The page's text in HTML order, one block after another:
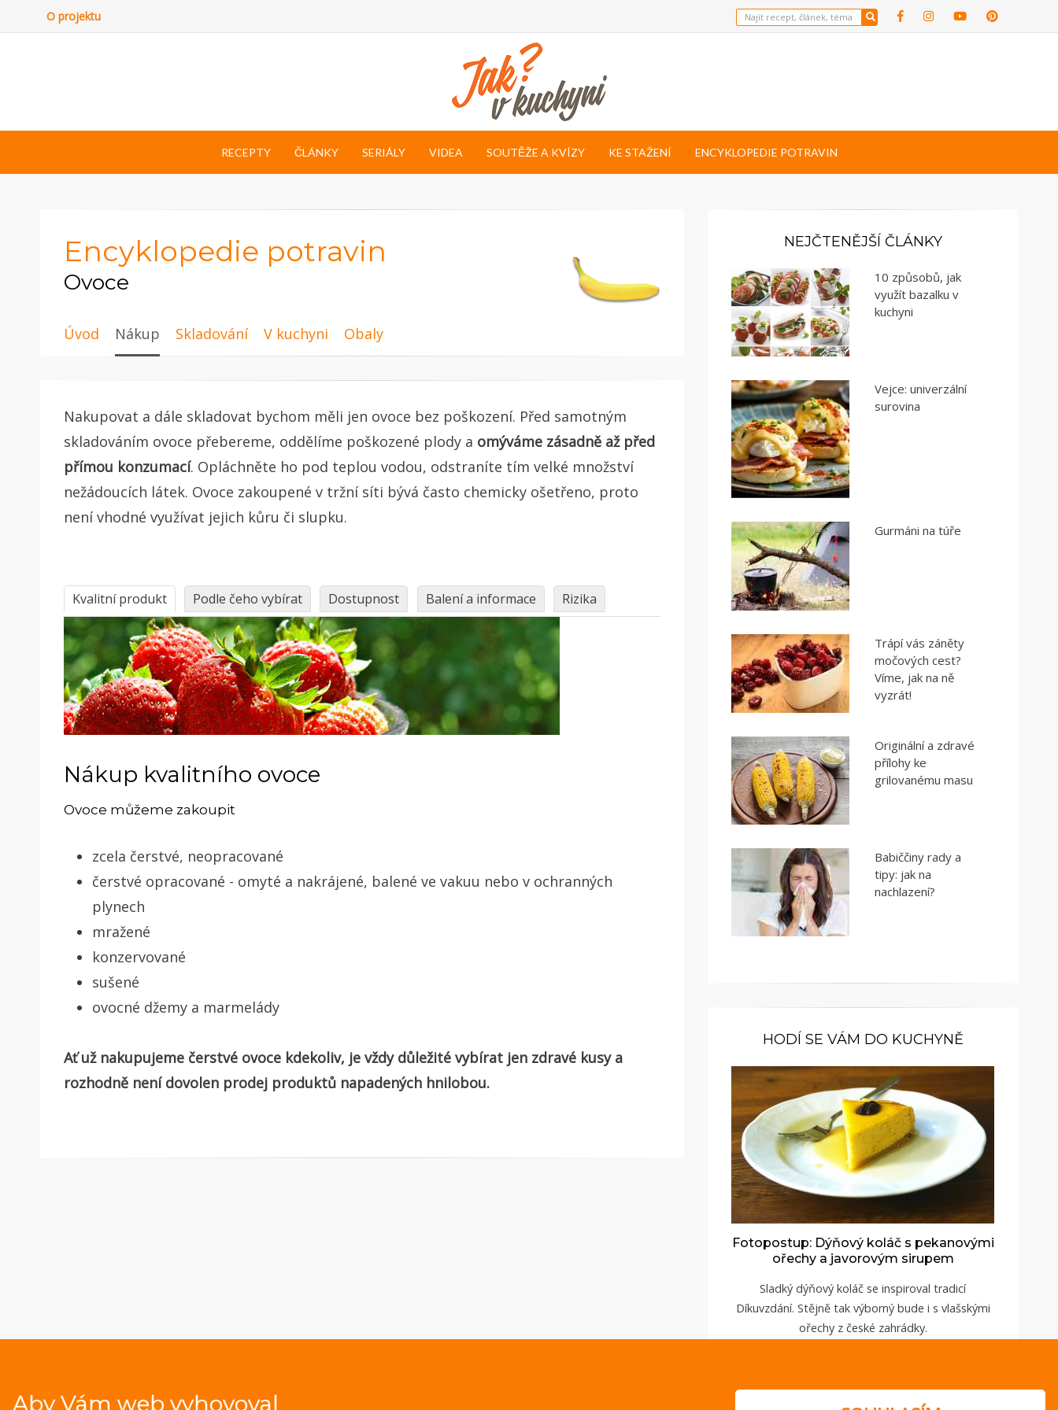
O projektu
RECEPTY ČLÁNKY SERIÁLY VIDEA SOUTĚŽE A KVÍZY KE STAŽENÍ ENCYKLOPEDIE POTRAVIN
Encyklopedie potravin
Ovoce
Úvod Nákup Skladování V kuchyni Obaly
Nakupovat a dále skladovat bychom měli jen ovoce bez poškození. Před samotným
skladováním ovoce přebereme, oddělíme poškozené plody a omýváme zásadně až před
přímou konzumací. Opláchněte ho pod teplou vodou, odstraníte tím velké množství
nežádoucích látek. Ovoce zakoupené v tržní síti bývá často chemicky ošetřeno, proto
není vhodné využívat jejich kůru či slupku.
Kvalitní produkt Podle čeho vybírat Dostupnost Balení a informace Rizika
Nákup kvalitního ovoce
Ovoce můžeme zakoupit
zcela čerstvé, neopracované
čerstvé opracované - omyté a nakrájené, balené ve vakuu nebo v ochranných
plynech
mražené
konzervované
sušené
ovocné džemy a marmelády
Ať už nakupujeme čerstvé ovoce kdekoliv, je vždy důležité vybírat jen zdravé kusy a
rozhodně není dovolen prodej produktů napadených hnilobou.
NEJČTENĚJŠÍ ČLÁNKY
10 způsobů, jak
využít bazalku v
kuchyni
Vejce: univerzální
surovina
Gurmáni na túře
Trápí vás záněty
močových cest?
Víme, jak na ně
vyzrát!
Originální a zdravé
přílohy ke
grilovanému masu
Babiččiny rady a
tipy: jak na
nachlazení?
HODÍ SE VÁM DO KUCHYNĚ
Fotopostup: Dýňový koláč s pekanovými
ořechy a javorovým sirupem
Sladký dýňový koláč se inspiroval tradicí
Díkuvzdání. Stějně tak výborný bude i s vlašskými
ořechy z české zahrádky.
Aby Vám web vyhovoval